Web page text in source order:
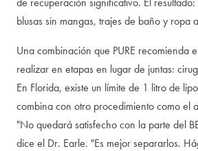
blusas sin mangas, trajes de baño y ropa
Una combinación que PURE recomienda
realizar en etapas en lugar de juntas:
En Florida, existe un límite de 1 litro de
combina con otro procedimiento como el
"No quedará satisfecho con la parte del
dice el Dr. Earle. "Es mejor separarlos.